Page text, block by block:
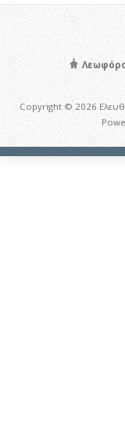
Copyright © 2026